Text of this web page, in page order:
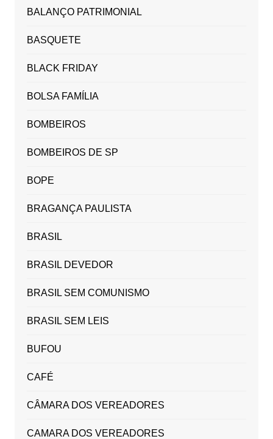
BALANÇO PATRIMONIAL
BASQUETE
BLACK FRIDAY
BOLSA FAMÍLIA
BOMBEIROS
BOMBEIROS DE SP
BOPE
BRAGANÇA PAULISTA
BRASIL
BRASIL DEVEDOR
BRASIL SEM COMUNISMO
BRASIL SEM LEIS
BUFOU
CAFÉ
CÂMARA DOS VEREADORES
CAMARA DOS VEREADORES